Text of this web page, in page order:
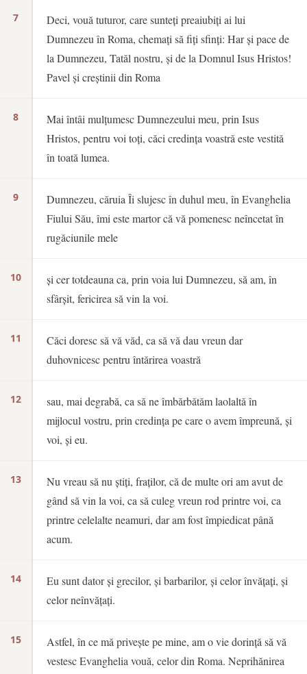
7
8
9
10
11
12
13
14
15
Deci, vouă tuturor, care sunteți preaiubiți ai lui
Dumnezeu în Roma, chemați să fiți sfinți: Har și pace de
la Dumnezeu, Tatăl nostru, și de la Domnul Isus Hristos!
Pavel și creștinii din Roma
Mai întâi mulțumesc Dumnezeului meu, prin Isus
Hristos, pentru voi toți, căci credința voastră este vestită
în toată lumea.
Dumnezeu, căruia Îi slujesc în duhul meu, în Evanghelia
Fiului Său, îmi este martor că vă pomenesc neîncetat în
rugăciunile mele
și cer totdeauna ca, prin voia lui Dumnezeu, să am, în
sfârșit, fericirea să vin la voi.
Căci doresc să vă văd, ca să vă dau vreun dar
duhovnicesc pentru întărirea voastră
sau, mai degrabă, ca să ne îmbărbătăm laolaltă în
mijlocul vostru, prin credința pe care o avem împreună, și
voi, și eu.
Nu vreau să nu știți, fraților, că de multe ori am avut de
gând să vin la voi, ca să culeg vreun rod printre voi, ca
printre celelalte neamuri, dar am fost împiedicat până
acum.
Eu sunt dator și grecilor, și barbarilor, și celor învățați, și
celor neînvățați.
Astfel, în ce mă privește pe mine, am o vie dorință să vă
vestesc Evanghelia vouă, celor din Roma. Neprihănirea